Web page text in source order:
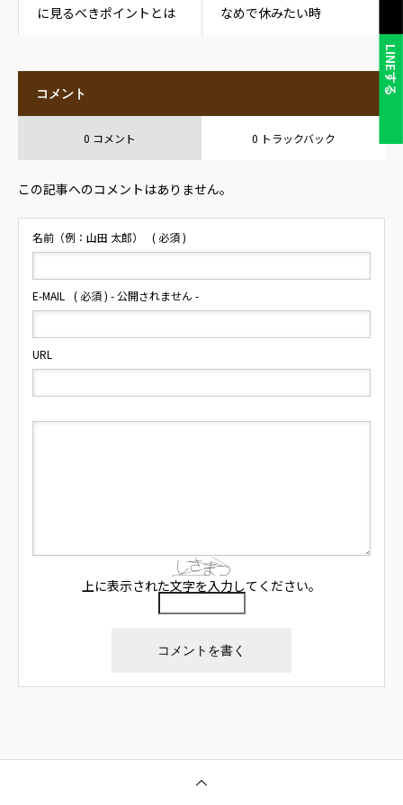
LINEする
に見るべきポイントとは
なめで休みたい時
コメント
0 コメント 0 トラックバック
この記事へのコメントはありません。
名前（例：山田 太郎） ( 必須 )
E-MAIL ( 必須 ) - 公開されません -
URL
上に表示された文字を入力してください。